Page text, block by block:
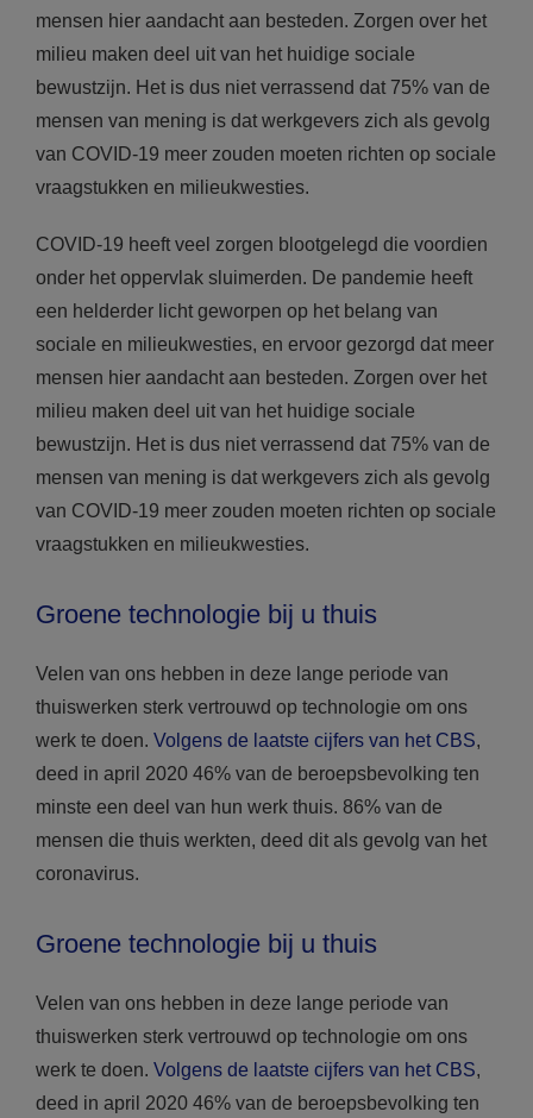
mensen hier aandacht aan besteden. Zorgen over het
milieu maken deel uit van het huidige sociale
bewustzijn. Het is dus niet verrassend dat 75% van de
mensen van mening is dat werkgevers zich als gevolg
van COVID-19 meer zouden moeten richten op sociale
vraagstukken en milieukwesties.
COVID-19 heeft veel zorgen blootgelegd die voordien
onder het oppervlak sluimerden. De pandemie heeft
een helderder licht geworpen op het belang van
sociale en milieukwesties, en ervoor gezorgd dat meer
mensen hier aandacht aan besteden. Zorgen over het
milieu maken deel uit van het huidige sociale
bewustzijn. Het is dus niet verrassend dat 75% van de
mensen van mening is dat werkgevers zich als gevolg
van COVID-19 meer zouden moeten richten op sociale
vraagstukken en milieukwesties.
Groene technologie bij u thuis
Velen van ons hebben in deze lange periode van
thuiswerken sterk vertrouwd op technologie om ons
werk te doen. Volgens de laatste cijfers van het CBS,
deed in april 2020 46% van de beroepsbevolking ten
minste een deel van hun werk thuis. 86% van de
mensen die thuis werkten, deed dit als gevolg van het
coronavirus.
Groene technologie bij u thuis
Velen van ons hebben in deze lange periode van
thuiswerken sterk vertrouwd op technologie om ons
werk te doen. Volgens de laatste cijfers van het CBS,
deed in april 2020 46% van de beroepsbevolking ten